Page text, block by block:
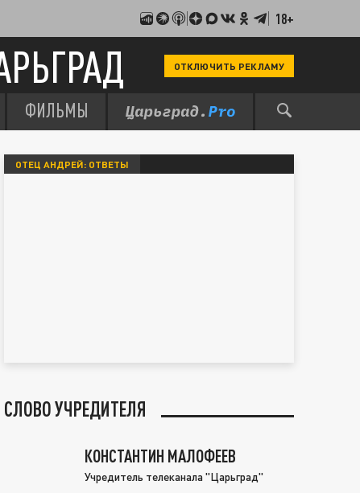
18+
ОТКЛЮЧИТЬ РЕКЛАМУ
ФИЛЬМЫ
ОТЕЦ АНДРЕЙ: ОТВЕТЫ
СЛОВО УЧРЕДИТЕЛЯ
КОНСТАНТИН МАЛОФЕЕВ
Учредитель телеканала "Царьград"